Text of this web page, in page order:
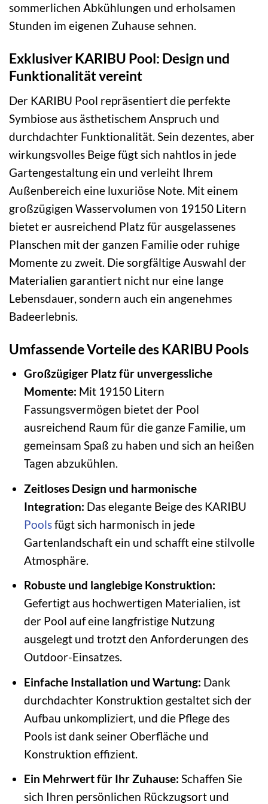
sommerlichen Abkühlungen und erholsamen
Stunden im eigenen Zuhause sehnen.
Exklusiver KARIBU Pool: Design und
Funktionalität vereint
Der KARIBU Pool repräsentiert die perfekte
Symbiose aus ästhetischem Anspruch und
durchdachter Funktionalität. Sein dezentes, aber
wirkungsvolles Beige fügt sich nahtlos in jede
Gartengestaltung ein und verleiht Ihrem
Außenbereich eine luxuriöse Note. Mit einem
großzügigen Wasservolumen von 19150 Litern
bietet er ausreichend Platz für ausgelassenes
Planschen mit der ganzen Familie oder ruhige
Momente zu zweit. Die sorgfältige Auswahl der
Materialien garantiert nicht nur eine lange
Lebensdauer, sondern auch ein angenehmes
Badeerlebnis.
Umfassende Vorteile des KARIBU Pools
Großzügiger Platz für unvergessliche
Momente: Mit 19150 Litern
Fassungsvermögen bietet der Pool
ausreichend Raum für die ganze Familie, um
gemeinsam Spaß zu haben und sich an heißen
Tagen abzukühlen.
Zeitloses Design und harmonische
Integration: Das elegante Beige des KARIBU
Poolsfügt sich harmonisch in jede
Gartenlandschaft ein und schafft eine stilvolle
Atmosphäre.
Robuste und langlebige Konstruktion:
Gefertigt aus hochwertigen Materialien, ist
der Pool auf eine langfristige Nutzung
ausgelegt und trotzt den Anforderungen des
Outdoor-Einsatzes.
Einfache Installation und Wartung: Dank
durchdachter Konstruktion gestaltet sich der
Aufbau unkompliziert, und die Pflege des
Pools ist dank seiner Oberfläche und
Konstruktion effizient.
Ein Mehrwert für Ihr Zuhause: Schaffen Sie
sich Ihren persönlichen Rückzugsort und